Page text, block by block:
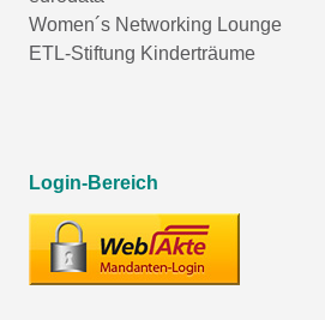
Women´s Networking Lounge
ETL-Stiftung Kinderträume
Login-Bereich